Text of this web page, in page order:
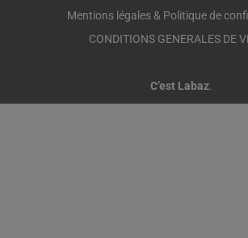
Mentions légales & Politique de
CONDITIONS GENERALES DE
C’est Labaz.